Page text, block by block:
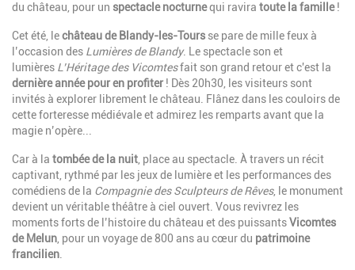
du château, pour un spectacle nocturnequi ravira toute la famille!
Cet été, lechâteau de Blandy-les-Tours se pare de mille feux à
l’occasion des Lumières de Blandy. Le spectacle son et
lumières L’Héritage des Vicomtesfait son grand retour et c'est la
dernière année pour en profiter ! Dès 20h30, les visiteurs sont
invités à explorer librement le château. Flânez dans les couloirs de
cette forteresse médiévale et admirez les remparts avant que la
magie n’opère...
Car à la tombée de la nuit , place au spectacle. À travers un récit
captivant, rythmé par les jeux de lumière et les performances des
comédiens de la Compagnie des Sculpteurs de Rêves, le monument
devient un véritable théâtre à ciel ouvert. Vous revivrez les
moments forts de l’histoire du château et des puissantsVicomtes
de Melun , pour un voyage de 800 ans au cœur du patrimoine
francilien